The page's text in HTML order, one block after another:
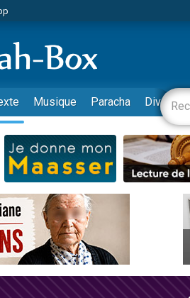
de Vacances Pour les Enfants
80 ans, dans un appartement insalubre
vacances aux Orphelins
Musique Paracha